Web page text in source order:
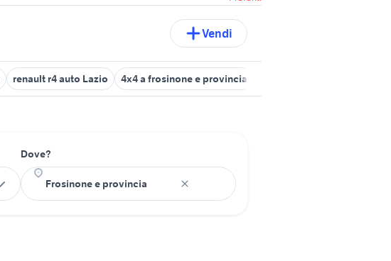
Vendi
renault r4 auto Lazio 4x4 a frosinone e provincia
Dove?